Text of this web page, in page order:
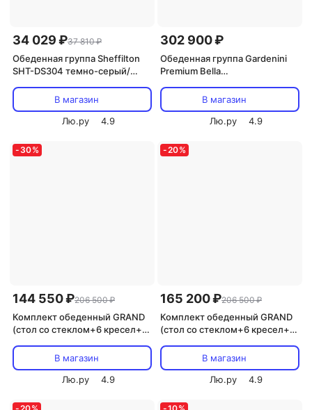
34 029 ₽37 810 ₽
Обеденная группа Sheffilton
SHT-DS304 темно-серый/
7154373702В магазин
Лю.ру
4.9
302 900 ₽
Обеденная группа Gardenini
Premium Bella
серый,Светлое дерево)
арт.DPBLL.010818.C4
В магазин
Лю.ру
4.9
- 30%
144 550 ₽206 500 ₽
Комплект обеденный GRAND
(стол со стеклом+6 кресел+
(античн. орех) Tetchair 7860
9031
В магазин
Лю.ру
4.9
-20%
165 200 ₽206 500 ₽
Комплект обеденный GRAND
(стол со стеклом+6 кресел+
рубчик, цвет кремовый
Tetchair ANDREA GRAND 12427
В магазин
Лю.ру
4.9